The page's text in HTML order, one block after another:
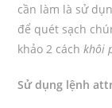
cần làm là sử
để quét sạch
khảo 2 cáchkhôi
Sử dụng lệnh